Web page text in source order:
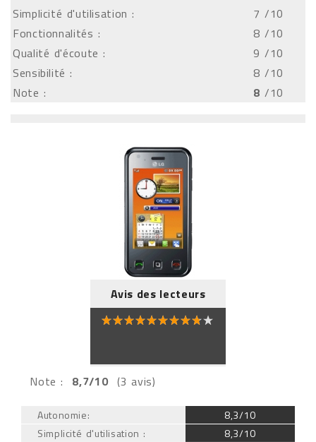
Simplicité d'utilisation :
7 /10
Fonctionnalités :
8 /10
Qualité d'écoute :
9 /10
Sensibilité :
8 /10
Note :
8 /10
Avis des lecteurs
Note : 8,7/10 (3 avis)
Autonomie:
Simplicité d'utilisation :
8,3/10
8,3/10